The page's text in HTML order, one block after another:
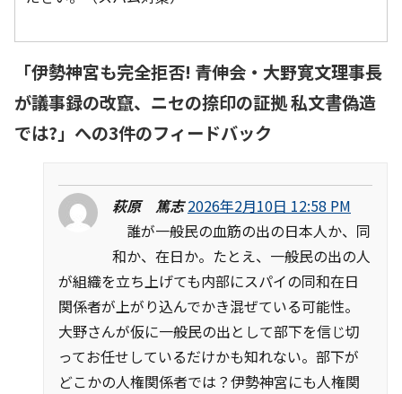
「伊勢神宮も完全拒否! 青伸会・大野寛文理事長
が議事録の改竄、ニセの捺印の証拠 私文書偽造
では?」への3件のフィードバック
萩原 篤志 2026年2月10日 12:58 PM
誰が一般民の血筋の出の日本人か、同
和か、在日か。たとえ、一般民の出の人
が組織を立ち上げても内部にスパイの同和在日
関係者が上がり込んでかき混ぜている可能性。
大野さんが仮に一般民の出として部下を信じ切
ってお任せしているだけかも知れない。部下が
どこかの人権関係者では？伊勢神宮にも人権関